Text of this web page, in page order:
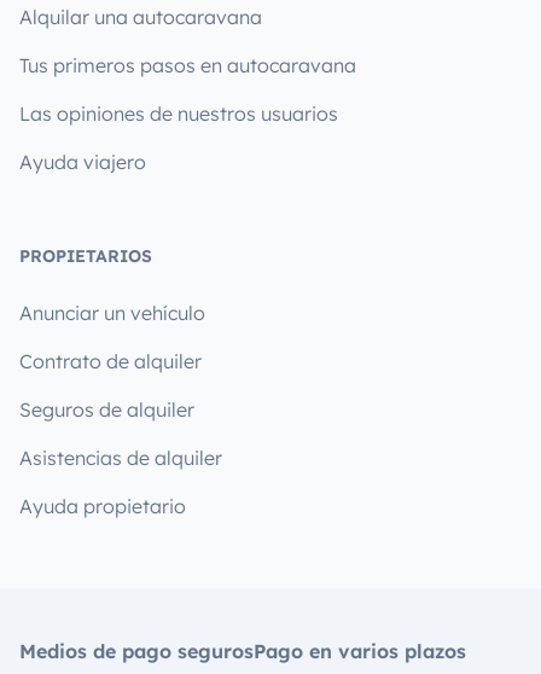
Alquilar una autocaravana
Tus primeros pasos en autocaravana
Las opiniones de nuestros usuarios
Ayuda viajero
PROPIETARIOS
Anunciar un vehículo
Contrato de alquiler
Seguros de alquiler
Asistencias de alquiler
Ayuda propietario
Medios de pago segurosPago en varios plazos